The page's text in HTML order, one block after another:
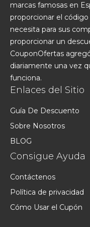
marcas famosas en
proporcionar el
necesita para sus
proporcionar un
CouponOfertas
diariamente una vez
funciona.
Enlaces del Sitio
Guía De Descuento
Sobre Nosotros
BLOG
Consigue Ayuda
Contáctenos
Política de privacidad
Cómo Usar el Cupón